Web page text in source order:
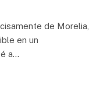
de Morelia,
en un
a…